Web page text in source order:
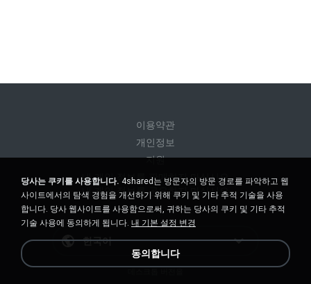
이용약관
개인정보
지원
내 개인 정보를 판매하지 마십시오
내 개인 정보를 공유하지 마십시오
한국어
당사는 쿠키를 사용합니다. 4shared는 방문자의 방문 경로를 파악하고 웹
사이트에서의 탐색 경험을 개선하기 위해 쿠키 및 기타 추적 기술을 사용
합니다. 당사 웹사이트를 사용함으로써, 귀하는 당사의 쿠키 및 기타 추적
기술 사용에 동의하게 됩니다. 내 기본 설정 변경
동의합니다